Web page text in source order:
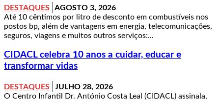
DESTAQUES
AGOSTO 3, 2026
Até 10 cêntimos por litro de desconto em combustíveis nos
postos bp, além de vantagens em energia, telecomunicações,
seguros, viagens e muitos outros serviços:...
CIDACL celebra 10 anos a cuidar, educar e
transformar vidas
DESTAQUES
JULHO 28, 2026
O Centro Infantil Dr. António Costa Leal (CIDACL) assinala,